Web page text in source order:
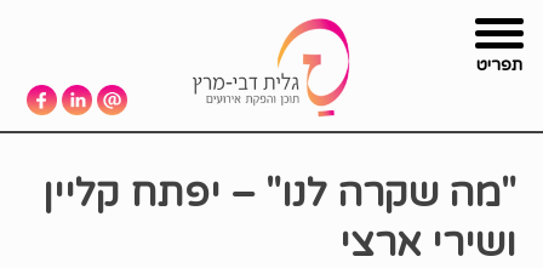
"מה שקרה לנו" – יפתח קליין
ושירי ארצי
תפריט